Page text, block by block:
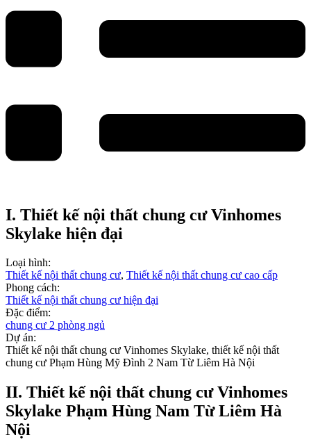
I. Thiết kế nội thất chung cư Vinhomes
Skylake hiện đại
Loại hình:
Thiết kế nội thất chung cư, Thiết kế nội thất chung cư cao cấp
Phong cách:
Thiết kế nội thất chung cư hiện đại
Đặc điểm:
chung cư 2 phòng ngủ
Dự án:
Thiết kế nội thất chung cư Vinhomes Skylake, thiết kế nội thất
chung cư Phạm Hùng Mỹ Đình 2 Nam Từ Liêm Hà Nội
II. Thiết kế nội thất chung cư Vinhomes
Skylake Phạm Hùng Nam Từ Liêm Hà
Nội